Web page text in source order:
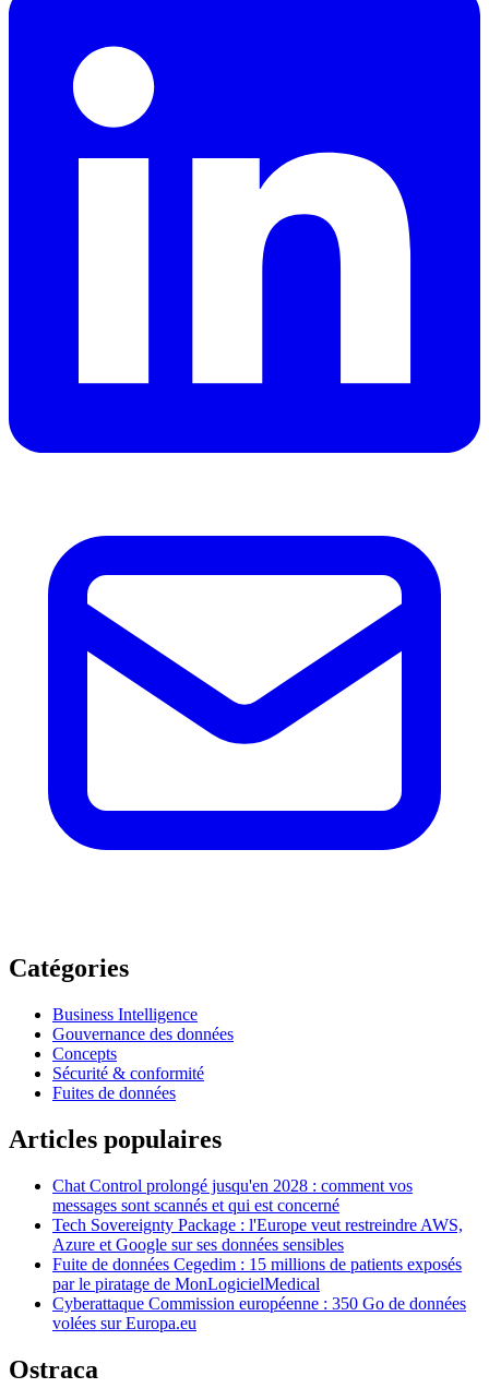
Catégories
Business Intelligence
Gouvernance des données
Concepts
Sécurité & conformité
Fuites de données
Articles populaires
Chat Control prolongé jusqu'en 2028 : comment vos
messages sont scannés et qui est concerné
Tech Sovereignty Package : l'Europe veut restreindre AWS,
Azure et Google sur ses données sensibles
Fuite de données Cegedim : 15 millions de patients exposés
par le piratage de MonLogicielMedical
Cyberattaque Commission européenne : 350 Go de données
volées sur Europa.eu
Ostraca